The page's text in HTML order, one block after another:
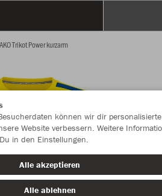
Trikot Power kurzarm
können wir dir personalisierte
Website verbessern. Weitere
in den Einstellungen.
Alle akzeptieren
Alle ablehnen